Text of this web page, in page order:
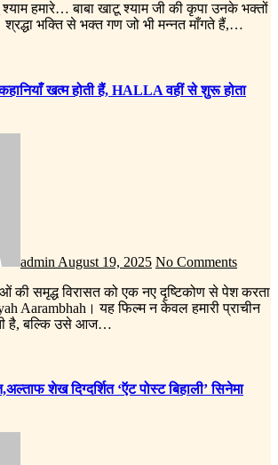
श्रद्धा भक्ति से भक्त गण जो भी मन्नत माँगते हैं,…
खत्म होती हैं, HALLA वहीं से शुरू होता
admin August 19, 2025 No Comments
Aarambhah। यह फिल्म न केवल हमारी प्राचीन
है, बल्कि उसे आज…
शेख दिग्दर्शित ‘ऍट पोस्ट बिहाली’ सिनेमा